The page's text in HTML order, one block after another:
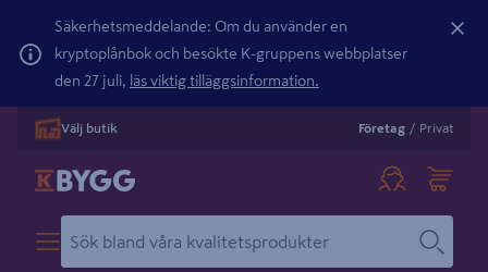
Säkerhetsmeddelande: Om du använder en
kryptoplånbok och besökte K-gruppens webbplatser
den 27 juli, läs viktig tilläggsinformation.
Välj butik Företag / Privat